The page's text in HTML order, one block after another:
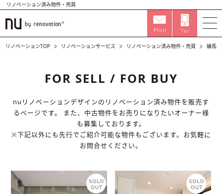
リノベーション済み物件・売買
リノベーションTOP リノベーションサービス リノベーション済み物件・売買 練馬区
FOR SELL / FOR BUY
nuリノベーションデザインのリノベーション済み物件を販売す
るページです。
また、中古物件をお売りになりたいオーナー様
も募集しております。
※下記以外にも先行でご紹介可能な物件もございます。お気軽に
お問合せください。